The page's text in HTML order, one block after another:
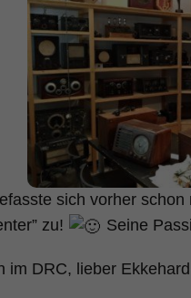
sich vorher schon
zu!
Seine
im DRC, lieber